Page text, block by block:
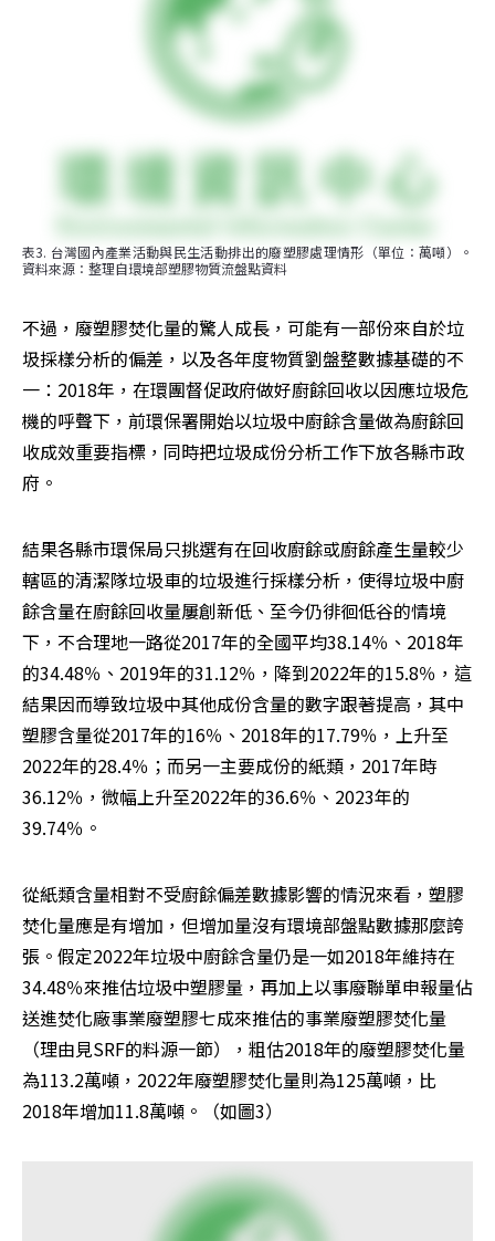
表3. 台灣國內產業活動與民生活動排出的廢塑膠處理情形（單位：萬噸）。
資料來源：整理自環境部塑膠物質流盤點資料
不過，廢塑膠焚化量的驚人成長，可能有一部份來自於垃
圾採樣分析的偏差，以及各年度物質劉盤整數據基礎的不
一：2018年，在環團督促政府做好廚餘回收以因應垃圾危
機的呼聲下，前環保署開始以垃圾中廚餘含量做為廚餘回
收成效重要指標，同時把垃圾成份分析工作下放各縣市政
府。
結果各縣市環保局只挑選有在回收廚餘或廚餘產生量較少
轄區的清潔隊垃圾車的垃圾進行採樣分析，使得垃圾中廚
餘含量在廚餘回收量屢創新低、至今仍徘徊低谷的情境
下，不合理地一路從2017年的全國平均38.14％、2018年
的34.48％、2019年的31.12％，降到2022年的15.8％，這
結果因而導致垃圾中其他成份含量的數字跟著提高，其中
塑膠含量從2017年的16％、2018年的17.79％，上升至
2022年的28.4％；而另一主要成份的紙類，2017年時
36.12％，微幅上升至2022年的36.6％、2023年的
39.74％。
從紙類含量相對不受廚餘偏差數據影響的情況來看，塑膠
焚化量應是有增加，但增加量沒有環境部盤點數據那麼誇
張。假定2022年垃圾中廚餘含量仍是一如2018年維持在
34.48％來推估垃圾中塑膠量，再加上以事廢聯單申報量佔
送進焚化廠事業廢塑膠七成來推估的事業廢塑膠焚化量
（理由見SRF的料源一節），粗估2018年的廢塑膠焚化量
為113.2萬噸，2022年廢塑膠焚化量則為125萬噸，比
2018年增加11.8萬噸。（如圖3）